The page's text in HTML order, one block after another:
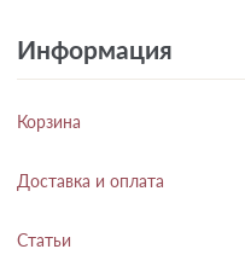
Информация
Корзина
Доставка и оплата
Статьи